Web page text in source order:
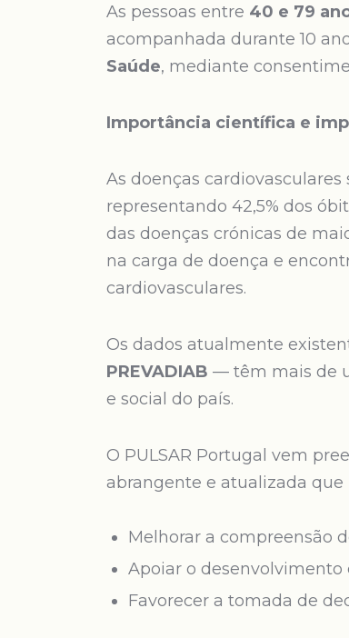
As pessoas entre 40 e 79
acompanhada durante 10
Saúde, mediante
Importância científica e
As doenças
representando 42,5% dos
das doenças crónicas de
na carga de doença e
cardiovasculares.
Os dados atualmente
PREVADIAB — têm mais de
e social do país.
O PULSAR Portugal vem
abrangente e atualizada que
Melhorar a compreensão
Apoiar o desenvolvimento
Favorecer a tomada de